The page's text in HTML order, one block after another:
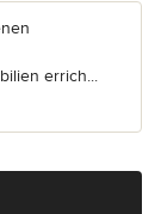
errich...